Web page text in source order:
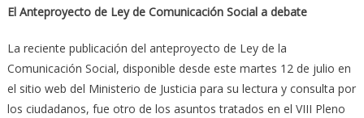
El Anteproyecto de Ley de Comunicación Social a debate
La reciente publicación del anteproyecto de Ley de la
Comunicación Social, disponible desde este martes 12 de julio en
el sitio web del Ministerio de Justicia para su lectura y consulta por
los ciudadanos, fue otro de los asuntos tratados en el VIII Pleno